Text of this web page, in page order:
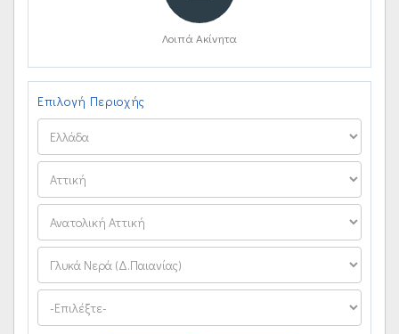
Λοιπά Ακίνητα
Επιλογή Περιοχής